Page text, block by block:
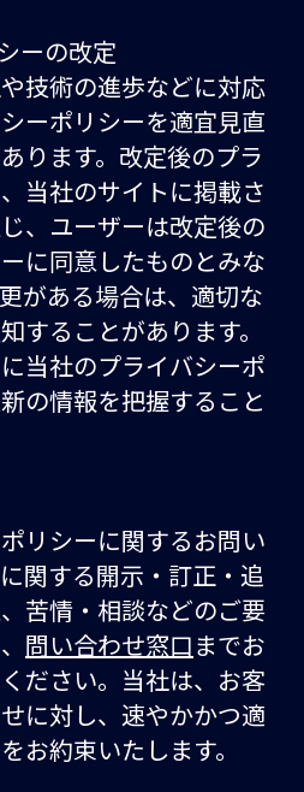
ーの改定
技術の進歩などに対応
ーポリシーを適宜見直
ります。改定後のプラ
当社のサイトに掲載さ
、ユーザーは改定後の
に同意したものとみな
がある場合は、適切な
することがあります。
当社のプライバシーポ
の情報を把握すること
リシーに関するお問い
関する開示・訂正・追
苦情・相談などのご要
問い合わせ窓口までお
ださい。当社は、お客
に対し、速やかかつ適
お約束いたします。